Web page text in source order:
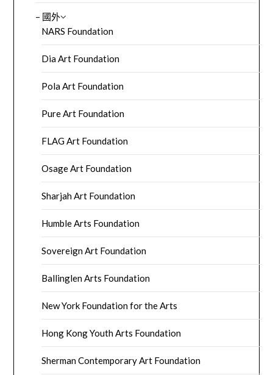
– 國外
NARS Foundation
Dia Art Foundation
Pola Art Foundation
Pure Art Foundation
FLAG Art Foundation
Osage Art Foundation
Sharjah Art Foundation
Humble Arts Foundation
Sovereign Art Foundation
Ballinglen Arts Foundation
New York Foundation for the Arts
Hong Kong Youth Arts Foundation
Sherman Contemporary Art Foundation